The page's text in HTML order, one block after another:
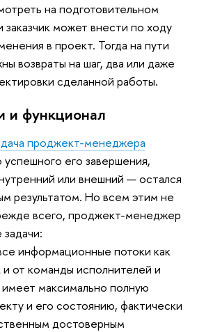
на подготовительном
заказчик может внести по ходу
в проект. Тогда на пути
возвраты на шаг, два или даже
сделанной работы.
и функционал
проджект-менеджера
его завершения,
или внешний — остался
результатом. Но всем этим не
всего, проджект-менеджер
информационные потоки как
и от команды исполнителей и
максимально полную
и его состоянию, фактически
достоверным